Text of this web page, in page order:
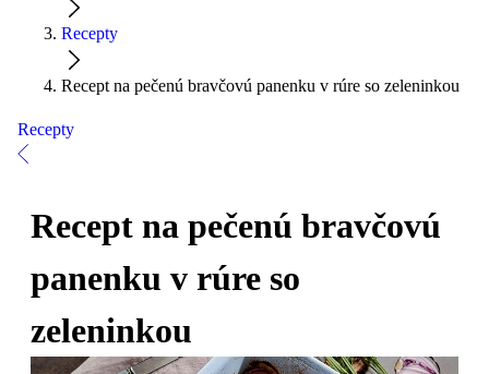
Recepty
Recept na pečenú bravčovú panenku v rúre so zeleninkou
Recepty
Recept na pečenú bravčovú
panenku v rúre so
zeleninkou